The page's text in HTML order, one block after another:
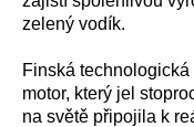
zelený vodík.
Finská
motor, který jel
na světě připojila k